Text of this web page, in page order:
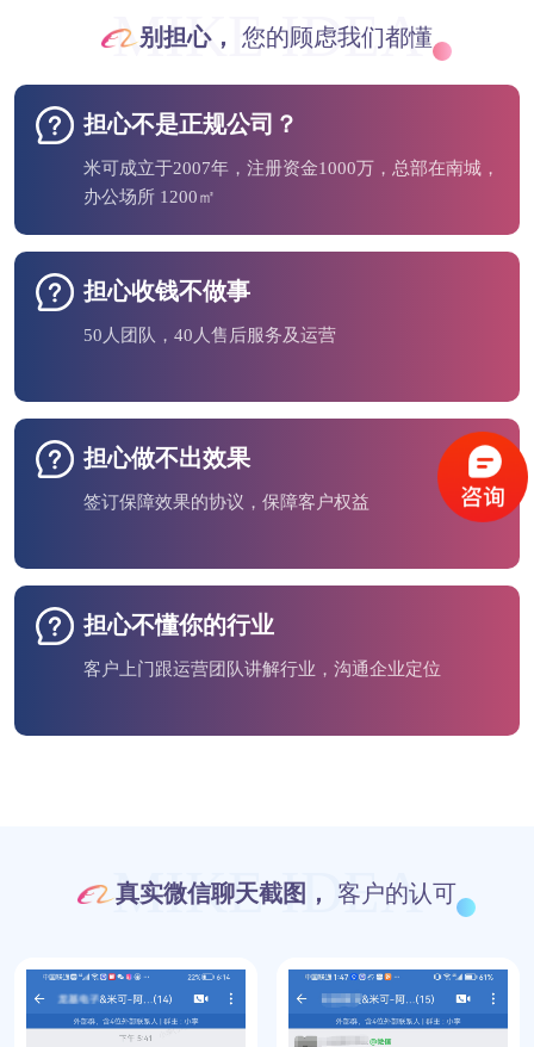
MIKE IDEA
别担心，您的顾虑我们都懂
担心不是正规公司？
米可成立于2007年，注册资金1000万，总部在南城，
办公场所 1200㎡
担心收钱不做事
50人团队，40人售后服务及运营
担心做不出效果
签订保障效果的协议，保障客户权益
担心不懂你的行业
客户上门跟运营团队讲解行业，沟通企业定位
MIKE IDEA
真实微信聊天截图， 客户的认可